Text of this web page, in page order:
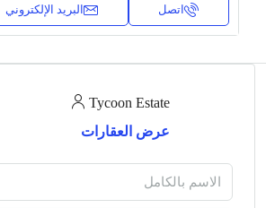
اتصل البريد الإلكتروني
Tycoon Estate
عرض العقارات